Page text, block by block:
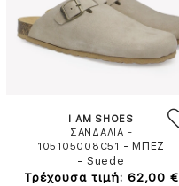
I AM SHOES
ΣΑΝΔΑΛΙΑ -
105105008C51 - ΜΠΕΖ
- Suede
Τρέχουσα τιμή: 62,00 €